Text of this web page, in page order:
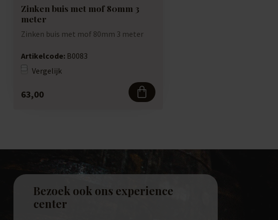
Zinken buis met mof 80mm 3
meter
Zinken buis met mof 80mm 3 meter
Artikelcode: B0083
Vergelijk
63,00
Bezoek ook ons experience
center